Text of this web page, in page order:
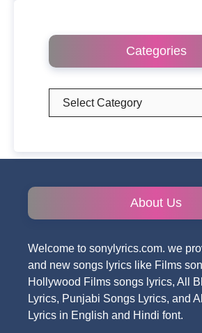
Categories
Categories
About Us
Welcome to sonylyrics.com. we
and new songs lyrics like Films
Hollywood Films songs lyrics, All
Lyrics, Punjabi Songs Lyrics, and
Lyrics in English and Hindi font.